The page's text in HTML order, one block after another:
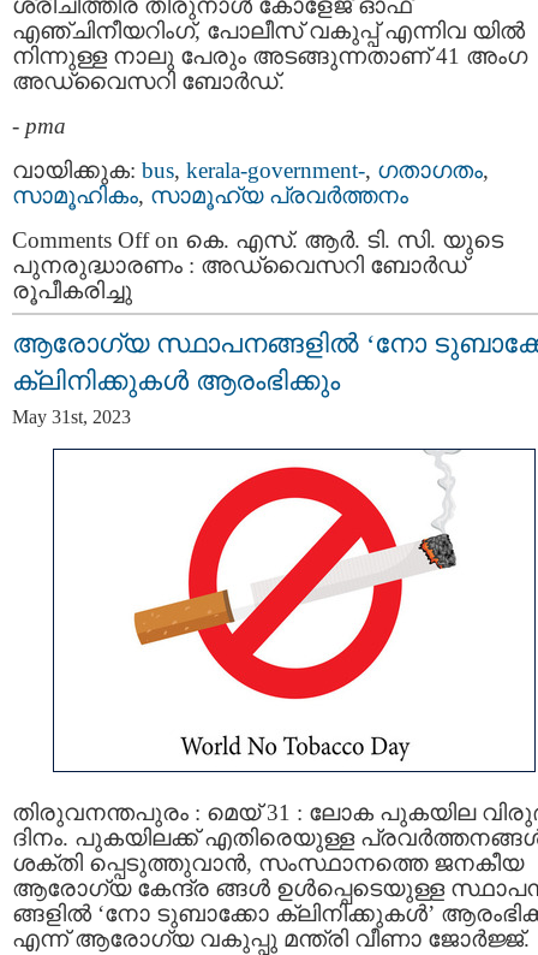
എഞ്ചിനീയറിംഗ്, പോലീസ് വകുപ്പ് എന്നിവ യിൽ
നിന്നുള്ള നാലു പേരും അടങ്ങുന്നതാണ് 41 അംഗ
അഡ്വൈസറി ബോർഡ്.
- pma
വായിക്കുക: bus, kerala-government-, ഗതാഗതം,
സാമൂഹികം, സാമൂഹ്യ പ്രവര്‍ത്തനം
Comments Offon കെ. എസ്. ആര്‍. ടി. സി. യുടെ
പുനരുദ്ധാരണം : അഡ്വൈസറി ബോർഡ്
രൂപീകരിച്ചു
ആരോഗ്യ സ്ഥാപനങ്ങളില്‍ ‘നോ
ക്ലിനിക്കുകള്‍ ആരംഭിക്കും
May 31st, 2023
തിരുവനന്തപുരം : മെയ് 31 : ലോക പുകയില
ദിനം. പുകയിലക്ക് എതിരെയുള്ള
ശക്തി പ്പെടുത്തുവാന്‍, സംസ്ഥാനത്തെ ജനകീയ
ആരോഗ്യ കേന്ദ്ര ങ്ങള്‍ ഉള്‍പ്പെടെയുള്ള
ങ്ങളില്‍ ‘നോ ടുബാക്കോ ക്ലിനിക്കുകള്‍’
എന്ന് ആരോഗ്യ വകുപ്പു മന്ത്രി വീണാ ജോര്‍ജ്ജ്.